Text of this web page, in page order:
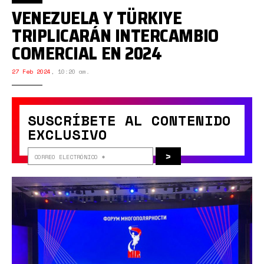
SUSCRÍBETE AL CONTENIDO
EXCLUSIVO
>
VENEZUELA Y TÜRKIYE
TRIPLICARÁN INTERCAMBIO
COMERCIAL EN 2024
27 Feb 2024 , 10:20 am.